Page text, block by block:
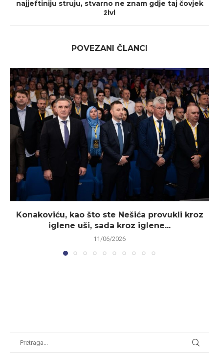
najjeftiniju struju, stvarno ne znam gdje taj čovjek
živi
POVEZANI ČLANCI
Konakoviću, kao što ste Nešića provukli kroz
iglene uši, sada kroz iglene...
11/06/2026